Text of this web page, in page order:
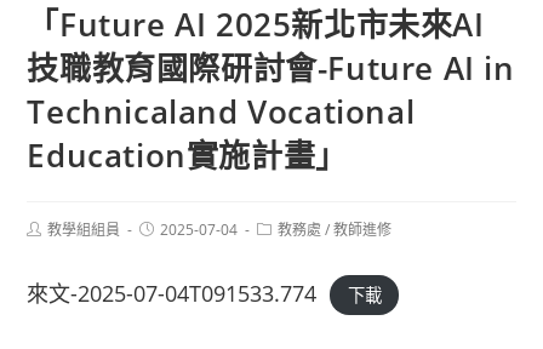
「Future AI 2025新北市未來AI
技職教育國際研討會-Future AI in
Technicaland Vocational
Education實施計畫」
Post教學組組員
Post2025-07-04
Post教務處 / 教師進修
來文-2025-07-04T091533.774 下載